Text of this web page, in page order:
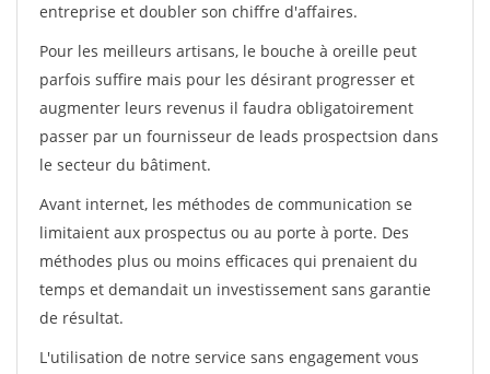
entreprise et doubler son chiffre d'affaires.
Pour les meilleurs artisans, le bouche à oreille peut
parfois suffire mais pour les désirant progresser et
augmenter leurs revenus il faudra obligatoirement
passer par un fournisseur de leads prospectsion dans
le secteur du bâtiment.
Avant internet, les méthodes de communication se
limitaient aux prospectus ou au porte à porte. Des
méthodes plus ou moins efficaces qui prenaient du
temps et demandait un investissement sans garantie
de résultat.
L'utilisation de notre service sans engagement vous